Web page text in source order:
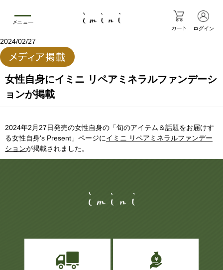
メニュー
カート ログイン
2024/02/27
女性自身にイミニ リペアミネラルファンデーシ
ョンが掲載
2024年2月27日発売の女性自身の「旬のアイテム＆話題をお届けす
る女性自身's Present」ページにイミニ リペアミネラルファンデー
ションが掲載されました。